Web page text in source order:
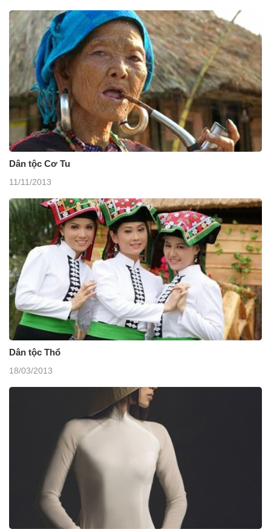
Dân tộc Cơ Tu
11/11/2013
Dân tộc Thổ
18/03/2013